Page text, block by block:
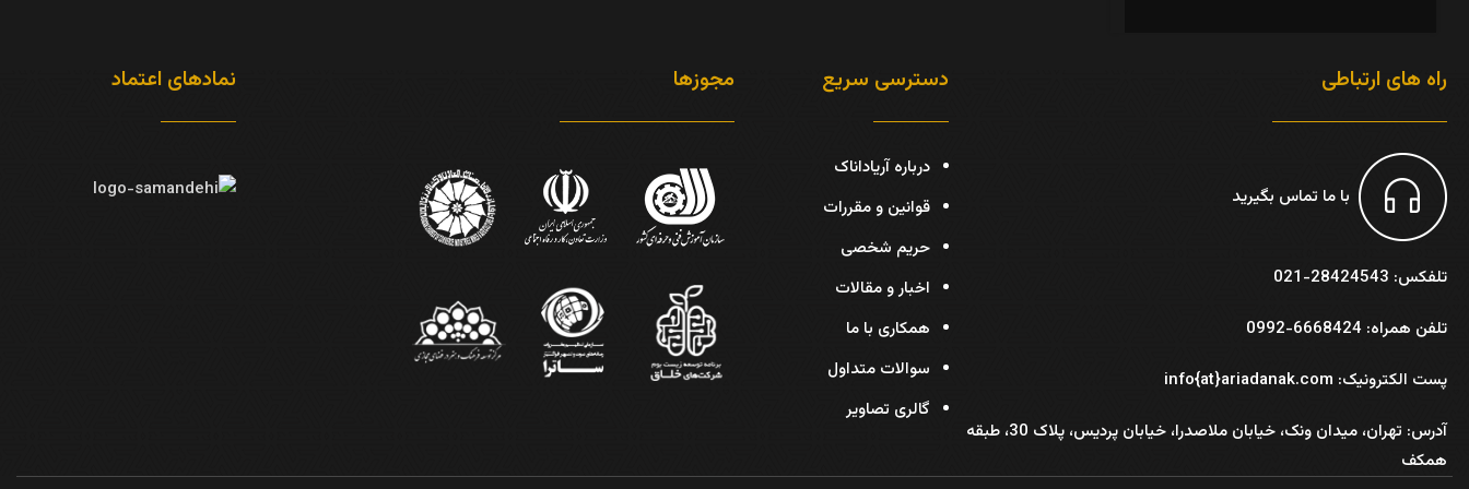
راه های ارتباطی
با ما تماس بگیرید
تلفکس: 28424543-021
تلفن همراه: 6668424-0992
پست الکترونیک: info{at}ariadanak.com
آدرس:
تهران، میدان ونک، خیابان ملاصدرا، خیابان پردیس، پلاک 30، طبقه
همکف
دسترسی سریع
درباره آریاداناک
قوانین و مقررات
حریم شخصی
اخبار و مقالات
همکاری با ما
سوالات متداول
گالری تصاویر
مجوزها نمادهای اعتماد